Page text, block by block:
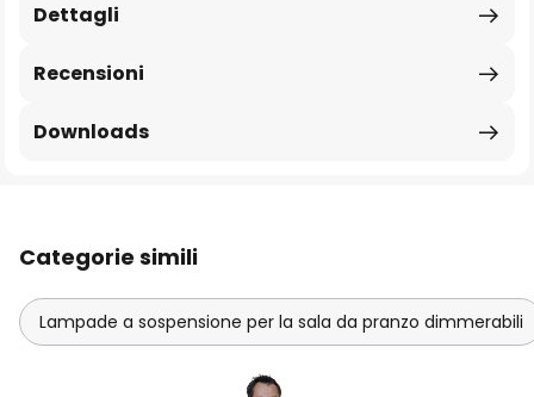
Dettagli
Recensioni
Downloads
Categorie simili
Lampade a sospensione per la sala da pranzo dimmerabili